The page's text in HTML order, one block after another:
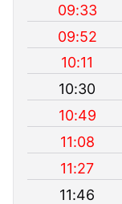
09:33
09:52
10:11
10:30
10:49
11:08
11:27
11:46